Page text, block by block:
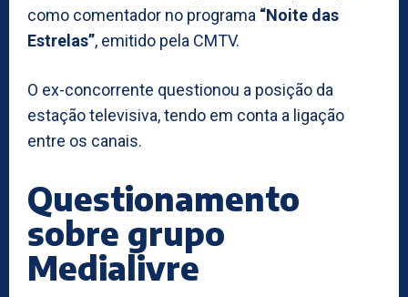
como comentador no programa “Noite das
Estrelas”, emitido pela CMTV.
O ex-concorrente questionou a posição da
estação televisiva, tendo em conta a ligação
entre os canais.
Questionamento
sobre grupo
Medialivre